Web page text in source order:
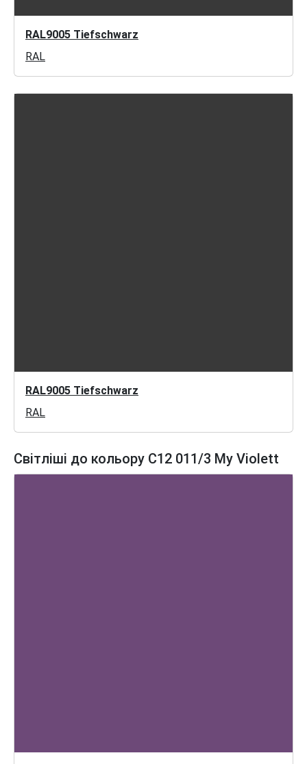
RAL9005 Tiefschwarz
RAL
RAL9005 Tiefschwarz
RAL
Світліші до кольору C12 011/3 My Violett